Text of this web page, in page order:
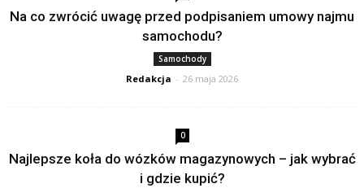
Na co zwrócić uwagę przed podpisaniem umowy najmu
samochodu?
Samochody
Redakcja - 26 maja 2026
0
Najlepsze koła do wózków magazynowych – jak wybrać
i gdzie kupić?